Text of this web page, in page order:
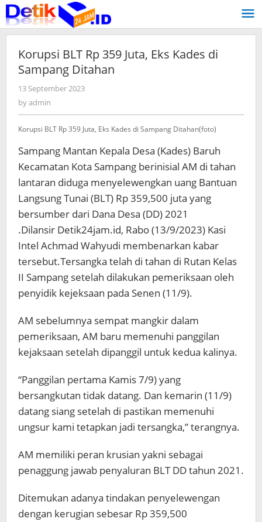
Skip
to
content
Korupsi BLT Rp 359 Juta, Eks Kades di
Sampang Ditahan
13 September 2023
byadmin
Korupsi BLT Rp 359 Juta, Eks Kades di Sampang Ditahan(foto)
Sampang Mantan Kepala Desa (Kades) Baruh
Kecamatan Kota Sampang berinisial AM di tahan
lantaran diduga menyelewengkan uang Bantuan
Langsung Tunai (BLT) Rp 359,500 juta yang
bersumber dari Dana Desa (DD) 2021
.Dilansir Detik24jam.id, Rabo (13/9/2023) Kasi
Intel Achmad Wahyudi membenarkan kabar
tersebut.Tersangka telah di tahan di Rutan Kelas
II Sampang setelah dilakukan pemeriksaan oleh
penyidik kejeksaan pada Senen (11/9).
AM sebelumnya sempat mangkir dalam
pemeriksaan, AM baru memenuhi panggilan
kejaksaan setelah dipanggil untuk kedua kalinya.
“Panggilan pertama Kamis 7/9) yang
bersangkutan tidak datang. Dan kemarin (11/9)
datang siang setelah di pastikan memenuhi
ungsur kami tetapkan jadi tersangka,” terangnya.
AM memiliki peran krusian yakni sebagai
penaggung jawab penyaluran BLT DD tahun 2021.
Ditemukan adanya tindakan penyelewengan
dengan kerugian sebesar Rp 359,500